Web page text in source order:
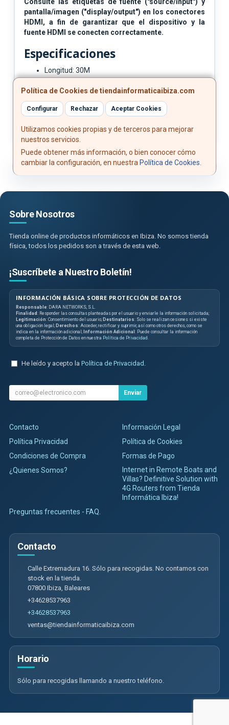
pantalla/imagen ("display/output") en los conectores
HDMI, a fin de garantizar que el dispositivo y la
fuente HDMI se conecten correctamente.
Especificaciones
Longitud: 30M
Color: Negro
Normativas: RoHS
Test de funcionamiento: 100% testado
Política de Cookies de tiendainformaticaibiza.com
Configurar Rechazar Aceptar Cookies
Utilizamos cookies propias y de terceros para mejorar
nuestros servicios.
Puede obtener más información, o bien conocer cómo
cambiar la configuración, en nuestra Política de Cookies
Sobre Nosotros
Tienda online de productos informáticos en Ibiza. No somos tienda
física, todos los pedidos son a través de esta web.
¡Suscríbete a Nuestro Boletín!
INFORMACIÓN BÁSICA SOBRE PROTECCIÓN DE DATOS
Responsable: DARA NETWORKS, S.L.
Finalidad : Responder las consultas planteadas por el usuario y enviarle la información solicitada;
Legitimación: Consentimiento del usuario; Destinatarios: Solo se realizan cesiones si existe
una obligación legal; Derechos: Acceder, rectificar y suprimir, así como otros derechos, como se
indica en la información adicional; Información Adicional : Puede consultar la información
completa de Protección de Datos en nuestra Política de Privacidad
He leído y acepto la Política de Privacidad
Enviar
Contacto
Información Legal
Política Privacidad
Política de Cookies
Condiciones de Compra
Formas de Pago
¿Quienes Somos?
Internet in Remote Boats and
Villas? Definitive Solution with
4G Routers from Tienda
Informática Ibiza!
Preguntas frecuentes - FAQ.
Contacto
Calle Extremadura 16. Sólo para recogidas. No contamos con
stock en la tienda.
07800 Ibiza Baleares
+34628537963
+34628537963
ventas@tiendainformaticaibiza.com
Horario
Sólo para recogidas llamando a nuestro teléfono.